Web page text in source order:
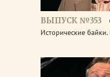
ВЫПУСК №353
Исторические